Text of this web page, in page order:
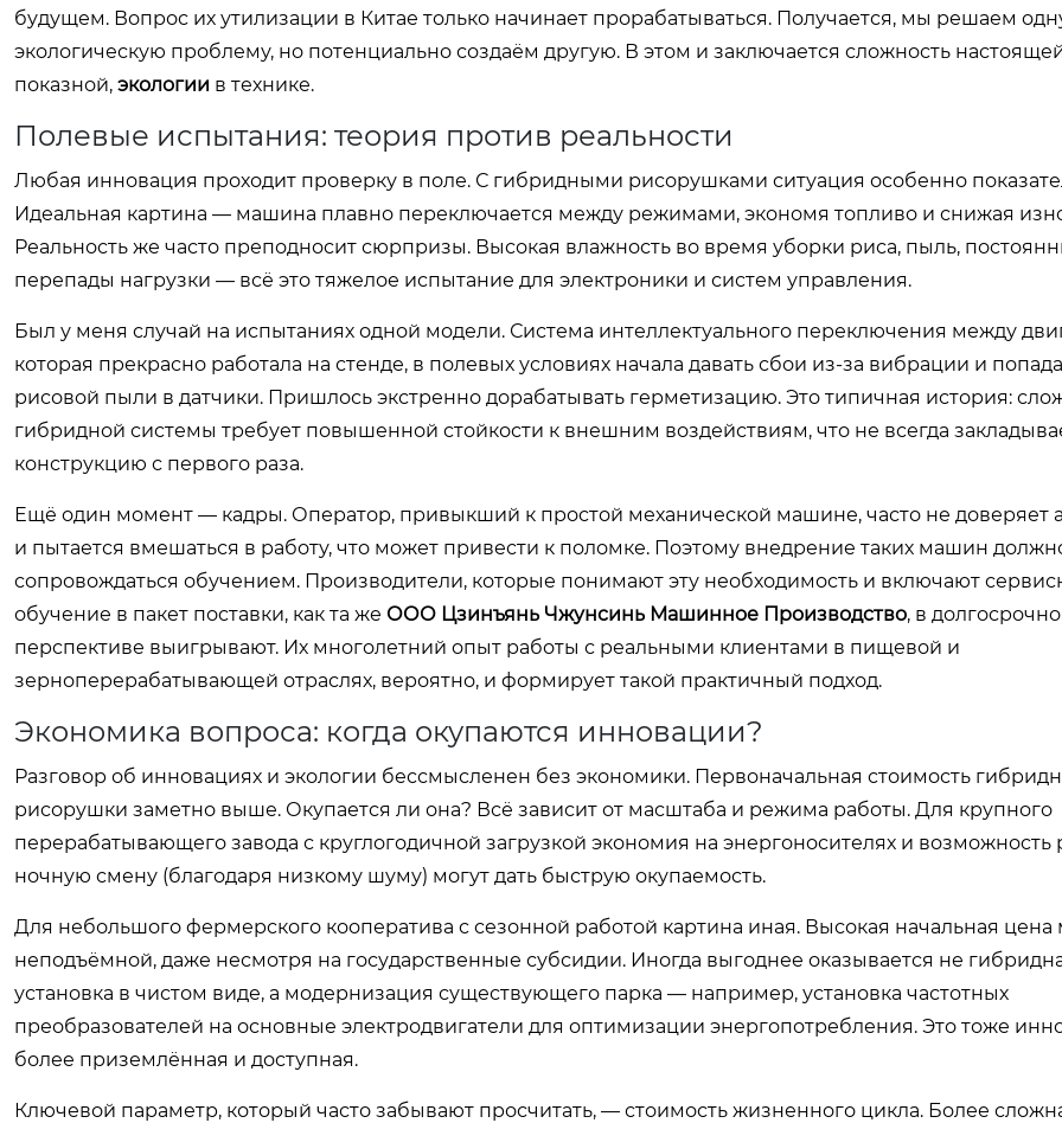
будущем. Вопрос их утилизации в Китае только начинает прорабатываться. Получается, мы решаем
экологическую проблему, но потенциально создаём другую. В этом и заключается сложность
показной, экологии в технике.
Полевые испытания: теория против реальности
Любая инновация проходит проверку в поле. С гибридными рисорушками ситуация особенно
Идеальная картина — машина плавно переключается между режимами, экономя топливо и снижая
Реальность же часто преподносит сюрпризы. Высокая влажность во время уборки риса, пыль,
перепады нагрузки — всё это тяжелое испытание для электроники и систем управления.
Был у меня случай на испытаниях одной модели. Система интеллектуального переключения между
которая прекрасно работала на стенде, в полевых условиях начала давать сбои из-за вибрации и
рисовой пыли в датчики. Пришлось экстренно дорабатывать герметизацию. Это типичная история:
гибридной системы требует повышенной стойкости к внешним воздействиям, что не всегда
конструкцию с первого раза.
Ещё один момент — кадры. Оператор, привыкший к простой механической машине, часто не доверяет
и пытается вмешаться в работу, что может привести к поломке. Поэтому внедрение таких машин
сопровождаться обучением. Производители, которые понимают эту необходимость и включают
обучение в пакет поставки, как та же ООО Цзинъянь Чжунсинь Машинное Производство, в
перспективе выигрывают. Их многолетний опыт работы с реальными клиентами в пищевой и
зерноперерабатывающей отраслях, вероятно, и формирует такой практичный подход.
Экономика вопроса: когда окупаются инновации?
Разговор об инновациях и экологии бессмысленен без экономики. Первоначальная стоимость
рисорушки заметно выше. Окупается ли она? Всё зависит от масштаба и режима работы. Для крупного
перерабатывающего завода с круглогодичной загрузкой экономия на энергоносителях и возможность
ночную смену (благодаря низкому шуму) могут дать быструю окупаемость.
Для небольшого фермерского кооператива с сезонной работой картина иная. Высокая начальная
неподъёмной, даже несмотря на государственные субсидии. Иногда выгоднее оказывается не
установка в чистом виде, а модернизация существующего парка — например, установка частотных
преобразователей на основные электродвигатели для оптимизации энергопотребления. Это тоже
более приземлённая и доступная.
Ключевой параметр, который часто забывают просчитать, — стоимость жизненного цикла. Более